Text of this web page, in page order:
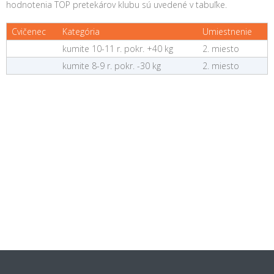
hodnotenia TOP pretekárov klubu sú uvedené v tabuľke.
Cvičenec Kategória
Umiestnenie
kumite 10-11 r. pokr. +40 kg
2. miesto
kumite 8-9 r. pokr. -30 kg
2. miesto